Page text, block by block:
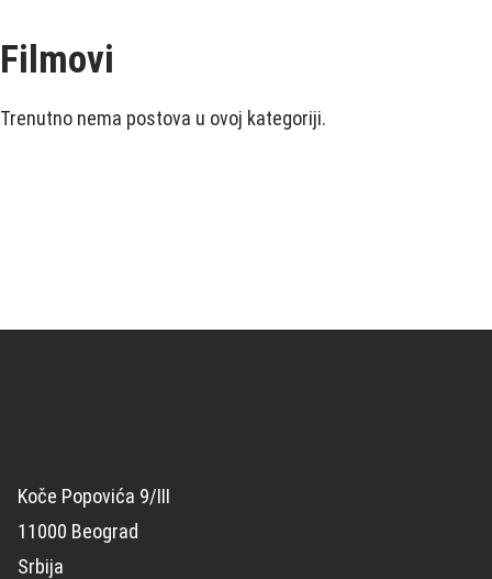
Filmovi
Trenutno nema postova u ovoj kategoriji.
Koče Popovića 9/III
11000 Beograd
Srbija